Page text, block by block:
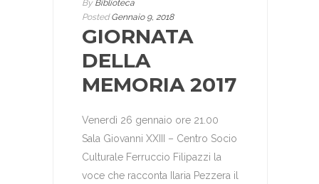
ByBiblioteca
PostedGennaio 9, 2018
GIORNATA
DELLA
MEMORIA 2017
Venerdì 26 gennaio ore 21.00
Sala Giovanni XXIII – Centro Socio
Culturale Ferruccio Filipazzi la
voce che racconta Ilaria Pezzera il